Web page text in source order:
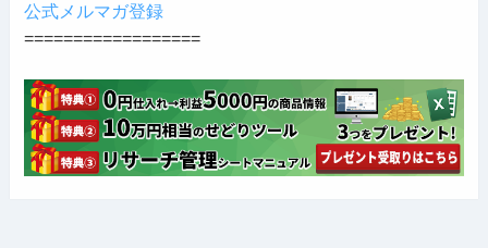
公式メルマガ登録
==================